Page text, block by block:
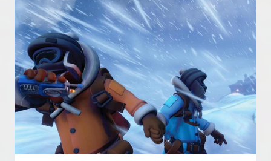
ŘADĚ
JSOU
REGULAČNÍ
ÚŘADY